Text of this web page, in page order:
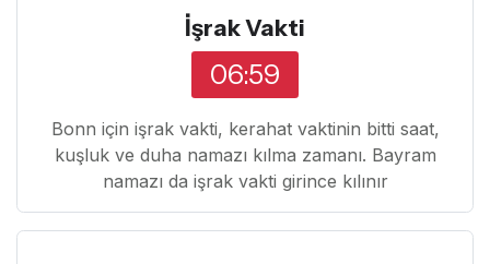
İşrak Vakti
06:59
Bonn için işrak vakti, kerahat vaktinin bitti saat,
kuşluk ve duha namazı kılma zamanı. Bayram
namazı da işrak vakti girince kılınır